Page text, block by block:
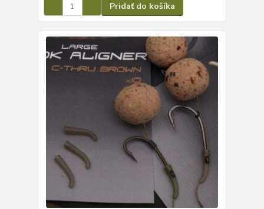
Pridať do košíka